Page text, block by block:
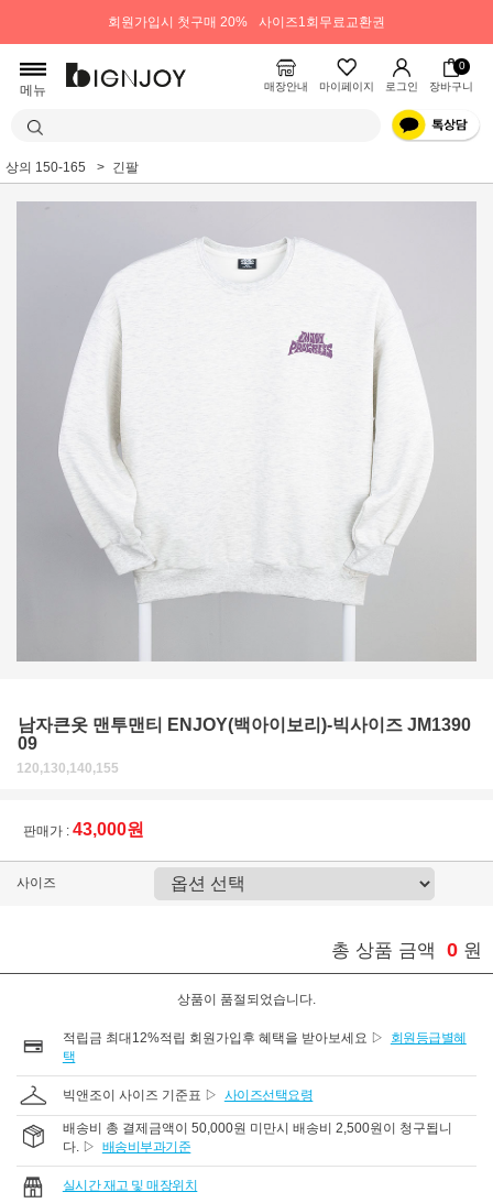
회원가입시 첫구매 20% 사이즈1회무료교환권
메뉴 매장안내 마이페이지 로그인
0
장바구니
상의 150-165 긴팔
남자큰옷 맨투맨티 ENJOY(백아이보리)-빅사이즈 JM1390
09
120,130,140,155
판매가 : 43,000원
사이즈
총 상품 금액 0 원
상품이 품절되었습니다.
적립금 최대12%적립 회원가입후 혜택을 받아보세요 ▷
회원등급별혜
택
빅앤조이 사이즈 기준표 ▷ 사이즈선택요령
배송비 총 결제금액이 50,000원 미만시 배송비 2,500원이 청구됩니
다. ▷ 배송비부과기준
실시간 재고 및 매장위치